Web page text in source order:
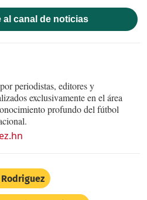
al canal de noticias
periodistas, editores y
exclusivamente en el área
profundo del fútbol